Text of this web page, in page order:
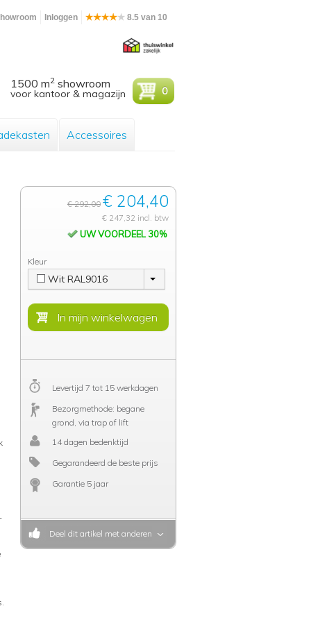
Inloggen 8.5 van 10
1500 m2 showroom
voor kantoor & magazijn 0
Accessoires
€ 292,00 € 204,40
€ 247,32 incl. btw
UW VOORDEEL 30%
Kleur
Wit RAL9016
Levertijd 7 tot 15 werkdagen
Bezorgmethode: begane
grond, via trap of lift
14 dagen bedenktijd
Gegarandeerd de beste prijs
Garantie 5 jaar
Deel dit artikel met anderen